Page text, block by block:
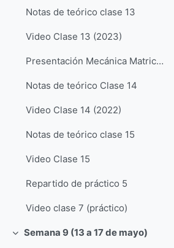
Notas de teórico clase 13
Video Clase 13 (2023)
Presentación Mecánica Matricial de Heisenberg. Daniel Steinbach y Roberto Varela
Notas de teórico Clase 14
Video Clase 14 (2022)
Notas de teórico clase 15
Video Clase 15
Repartido de práctico 5
Video clase 7 (práctico)
Colapsar
Semana 9 (13 a 17 de mayo)